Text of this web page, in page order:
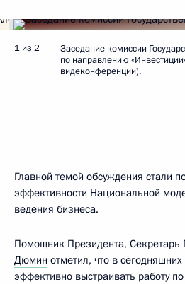
1 из 2
Заседание комиссии
по направлению
видеконференции).
Главной темой обсуждения стали
эффективности Национальной
ведения бизнеса.
Помощник Президента, Секретарь
Дюмин отметил, что в
эффективно выстраивать работу